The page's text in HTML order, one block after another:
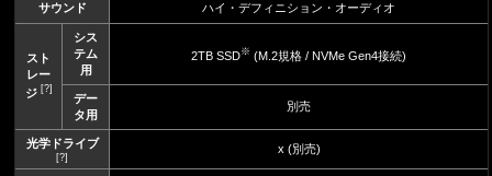
サウンド ハイ・デフィニション・オーディオ
スト
レー
ジ [?]
シス
テム
用
2TB SSD※ (M.2規格 / NVMe Gen4接続)
デー
タ用
別売
光学ドライブ
[?]
x (別売)